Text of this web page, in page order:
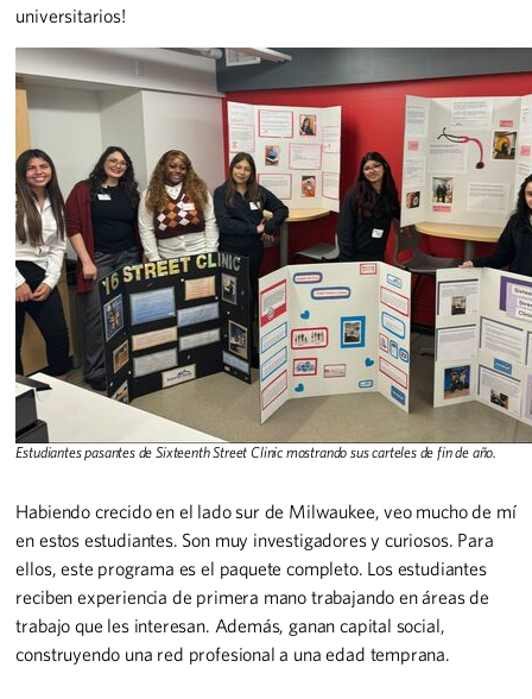
universitarios!
Estudiantes pasantes de Sixteenth Street Clinic mostrando sus carteles de fin de año.
Habiendo crecido en el lado sur de Milwaukee, veo mucho de mí
en estos estudiantes. Son muy investigadores y curiosos. Para
ellos, este programa es el paquete completo. Los estudiantes
reciben experiencia de primera mano trabajando en áreas de
trabajo que les interesan. Además, ganan capital social,
construyendo una red profesional a una edad temprana.